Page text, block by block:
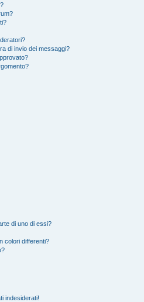
di invio dei messaggi?
di uno di essi?
colori differenti?
indesiderati!